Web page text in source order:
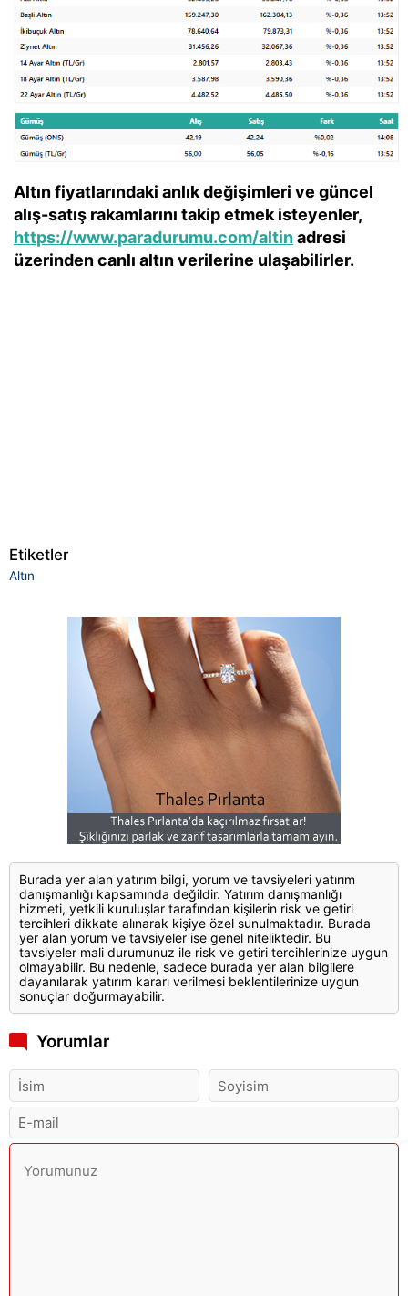
Altın fiyatlarındaki anlık değişimleri ve güncel
alış-satış rakamlarını takip etmek isteyenler,
https://www.paradurumu.com/altinadresi
üzerinden canlı altın verilerine ulaşabilirler.
Etiketler
Altın
Burada yer alan yatırım bilgi, yorum ve tavsiyeleri yatırım
danışmanlığı kapsamında değildir. Yatırım danışmanlığı
hizmeti, yetkili kuruluşlar tarafından kişilerin risk ve getiri
tercihleri dikkate alınarak kişiye özel sunulmaktadır. Burada
yer alan yorum ve tavsiyeler ise genel niteliktedir. Bu
tavsiyeler mali durumunuz ile risk ve getiri tercihlerinize uygun
olmayabilir. Bu nedenle, sadece burada yer alan bilgilere
dayanılarak yatırım kararı verilmesi beklentilerinize uygun
sonuçlar doğurmayabilir.
Yorumlar